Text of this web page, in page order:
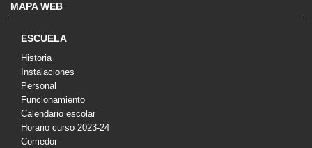
MAPA WEB
ESCUELA
Historia
Instalaciones
Personal
Funcionamiento
Calendario escolar
Horario curso 2023-24
Comedor